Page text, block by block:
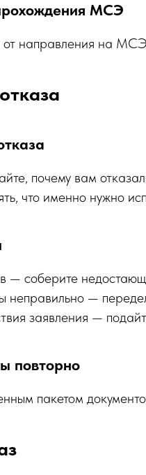
МСЭ
от направления на
почему вам
что именно нужно
— соберите
неправильно —
заявления —
повторно
пакетом